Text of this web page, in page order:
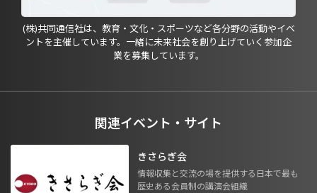
(株)共同通信社は、教育・文化・スポーツなど各分野の活動やイベ
ントを主催しています。一緒に未来社会を創り上げていく参加企
業を募集しています。
関連イベント・サイト
きさらぎ会
情報収集と交流の場を提供する日本で最も
歴史ある会員制の講演会組織